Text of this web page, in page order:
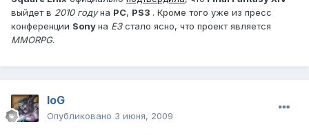
выйдет в 2010 годуна PC, PS3 . Кроме того уже из пресс
конференции Sonyна Е3стало ясно, что проект является
MMORPG.
IoG
Опубликовано 3 июня, 2009